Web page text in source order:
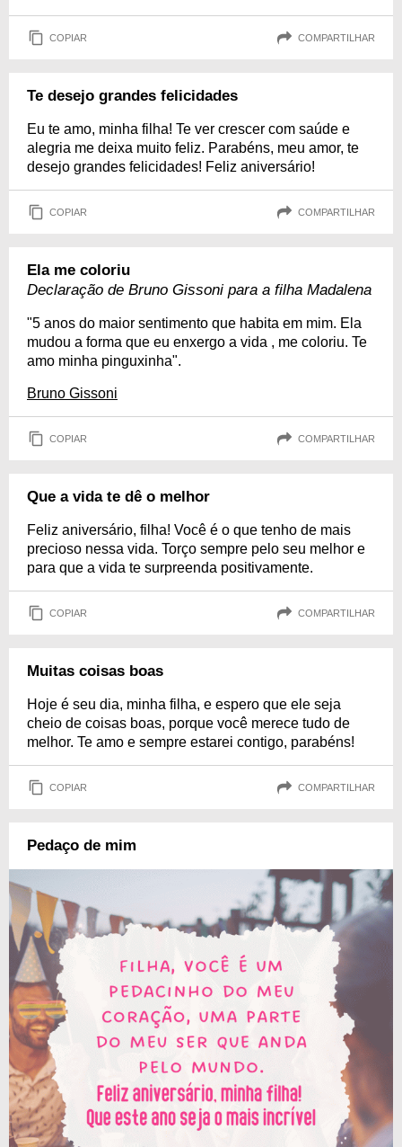
COPIAR COMPARTILHAR
Te desejo grandes felicidades
Eu te amo, minha filha! Te ver crescer com saúde e
alegria me deixa muito feliz. Parabéns, meu amor, te
desejo grandes felicidades! Feliz aniversário!
COPIAR COMPARTILHAR
Ela me coloriu
Declaração de Bruno Gissoni para a filha Madalena
"5 anos do maior sentimento que habita em mim. Ela
mudou a forma que eu enxergo a vida , me coloriu. Te
amo minha pinguxinha".
Bruno Gissoni
COPIAR COMPARTILHAR
Que a vida te dê o melhor
Feliz aniversário, filha! Você é o que tenho de mais
precioso nessa vida. Torço sempre pelo seu melhor e
para que a vida te surpreenda positivamente.
COPIAR COMPARTILHAR
Muitas coisas boas
Hoje é seu dia, minha filha, e espero que ele seja
cheio de coisas boas, porque você merece tudo de
melhor. Te amo e sempre estarei contigo, parabéns!
COPIAR COMPARTILHAR
Pedaço de mim